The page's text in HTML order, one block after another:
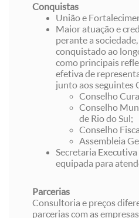
Conquistas
União e
Maior atuação e
perante a
conquistado ao
como principais
efetiva de
junto aos seguintes
Conselho
Conselho
de Rio do Sul;
Conselho
Assembleia
Secretaria
equipada para
Parcerias
Consultoria e preços
parcerias com as